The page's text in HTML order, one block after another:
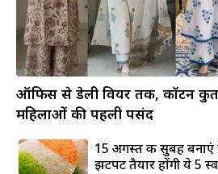
ऑफिस से डेली वियर तक, कॉटन
महिलाओं की पहली पसंद
15 अगस्त की सुबह बनाएं
झटपट तैयार होंगी ये 5